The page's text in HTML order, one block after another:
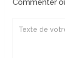
Commenter